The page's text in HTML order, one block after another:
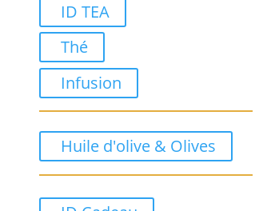
ID TEA
Thé
Infusion
Huile d'olive & Olives